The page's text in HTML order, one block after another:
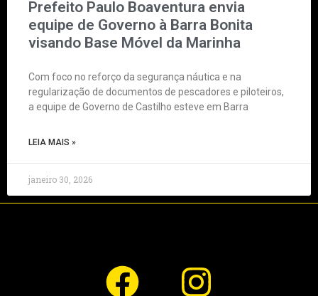
Prefeito Paulo Boaventura envia
equipe de Governo à Barra Bonita
visando Base Móvel da Marinha
Com foco no reforço da segurança náutica e na
regularização de documentos de pescadores e piloteiros,
a equipe de Governo de Castilho esteve em Barra
LEIA MAIS »
janeiro 30, 2026